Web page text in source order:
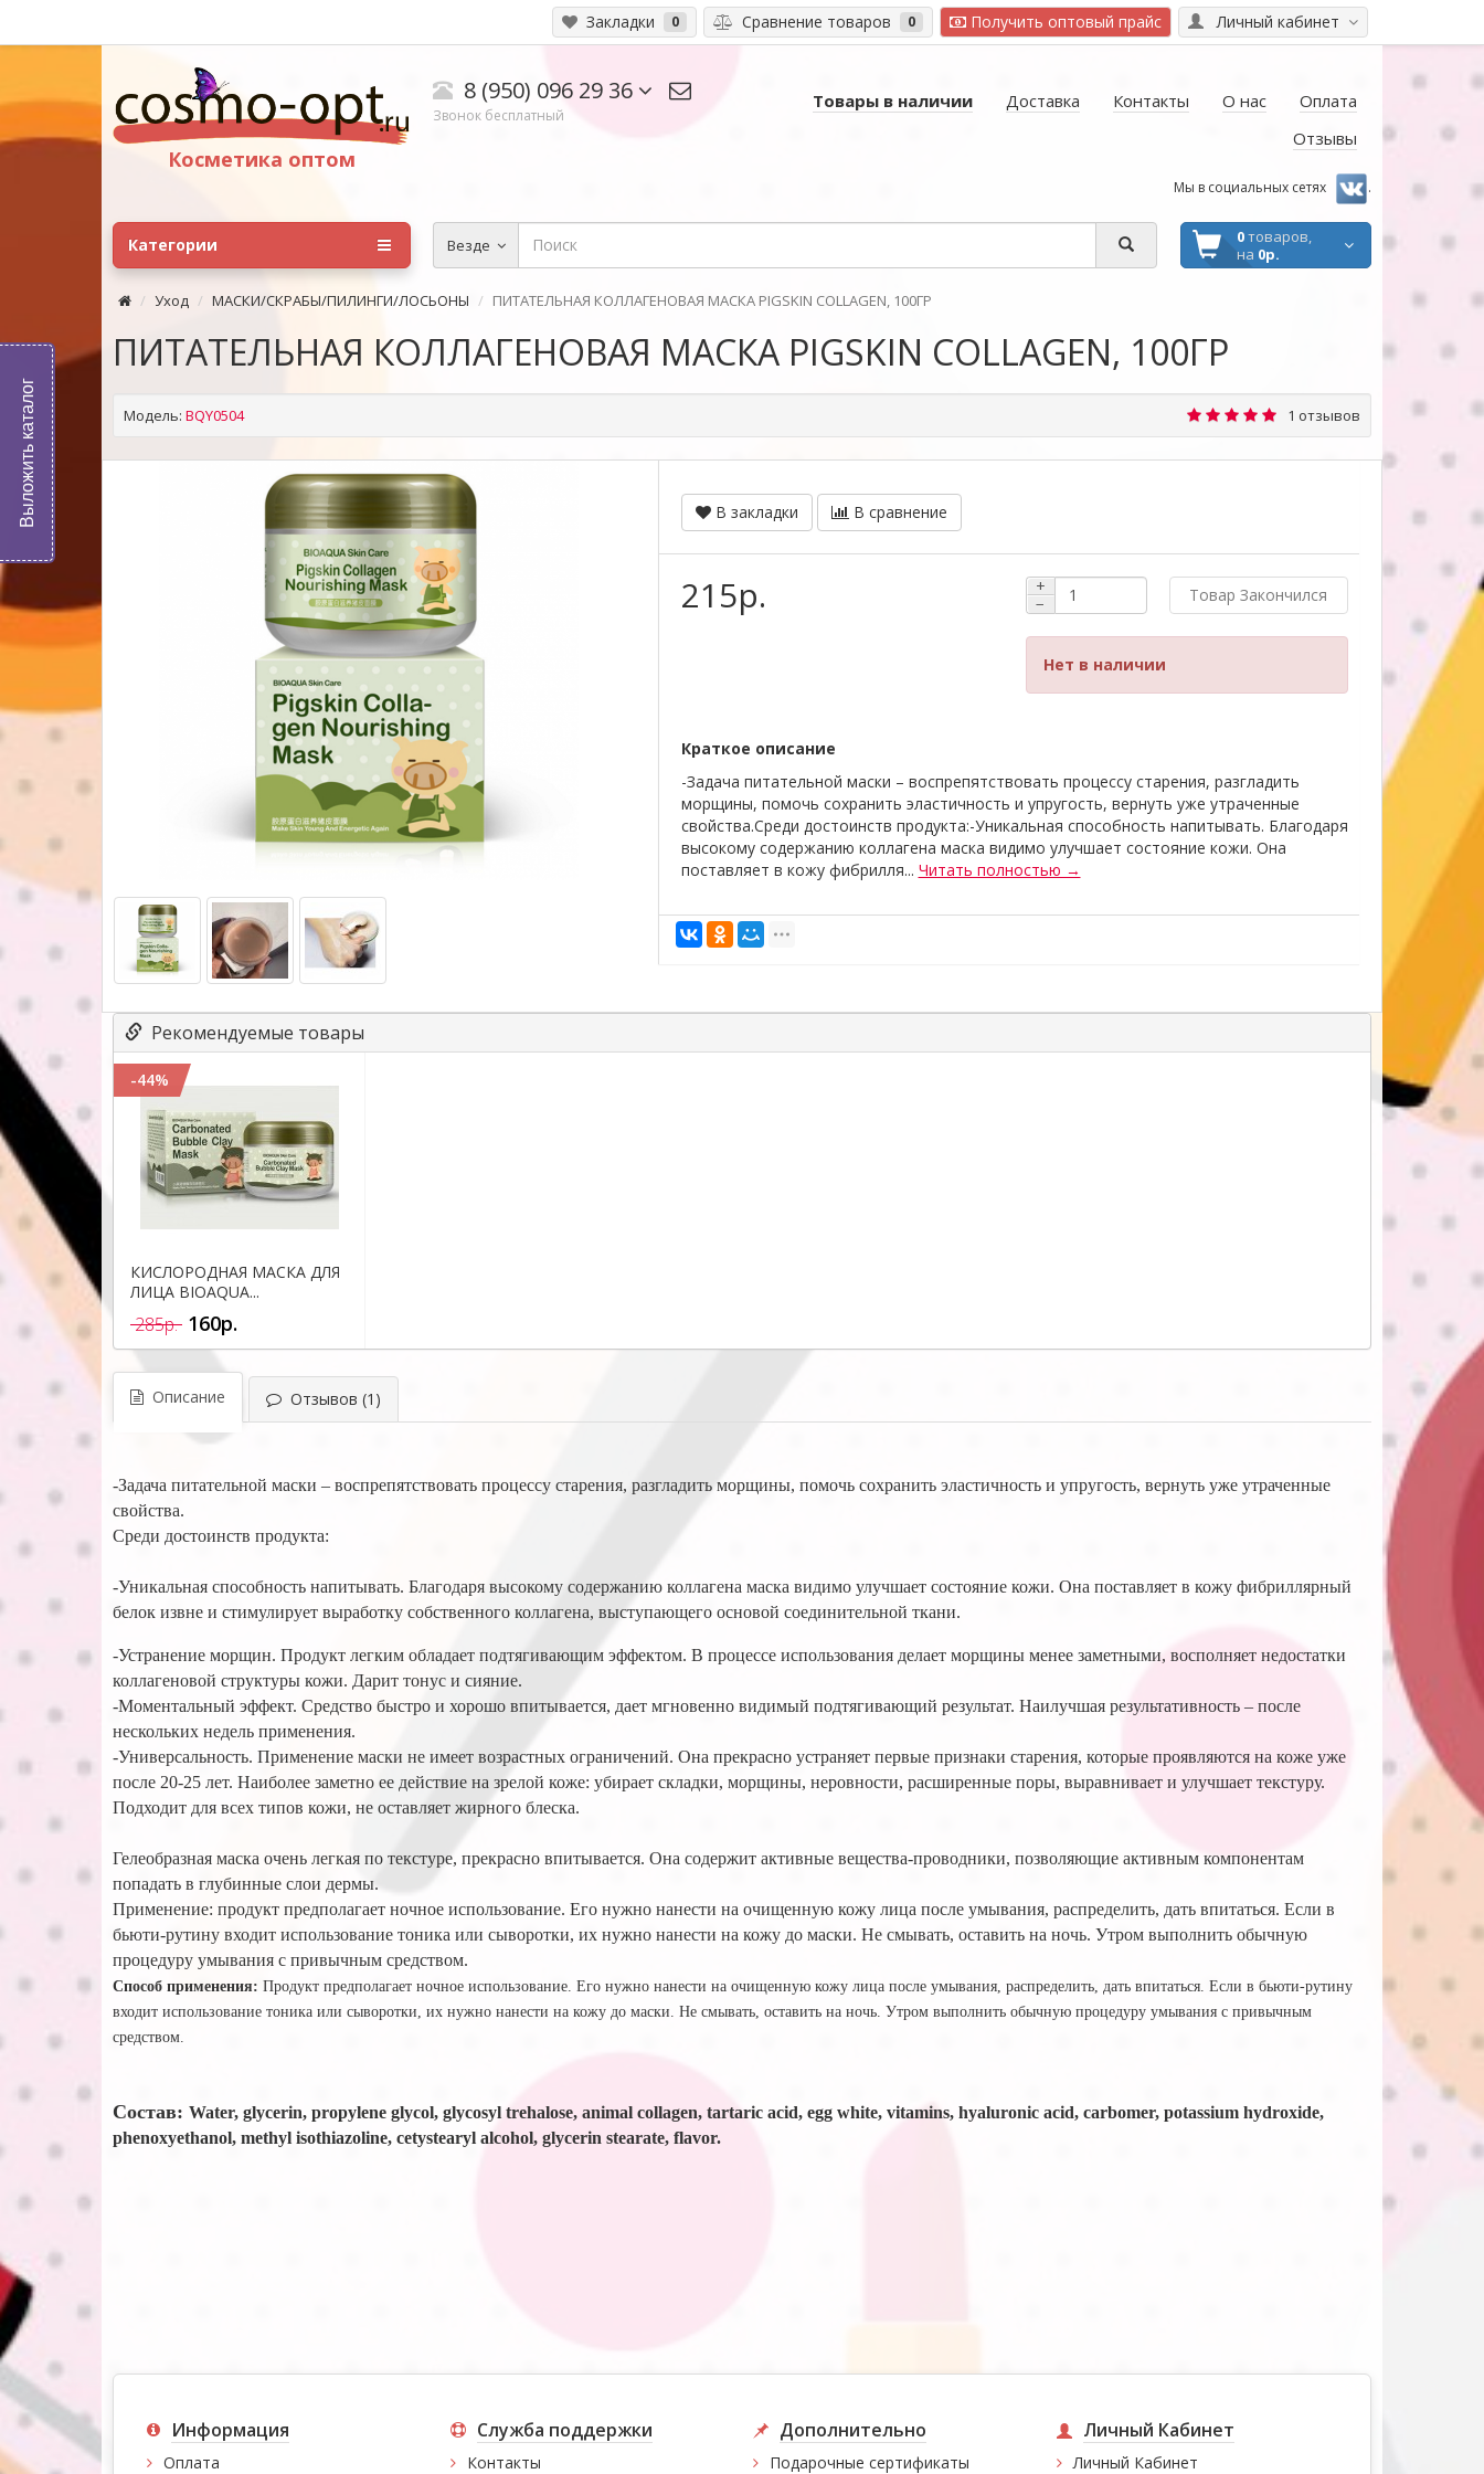
Личный кабинет
Закладки 0 Сравнение товаров 0 Получить оптовый прайс
Косметика оптом
8 (950) 096 29 36
Звонок бесплатный
Товары в наличии Доставка Контакты О нас
Оплата
Отзывы
Мы в социальных сетях .
Везде 0товаров,
на 0р.
Категории
Уход МАСКИ/СКРАБЫ/ПИЛИНГИ/ЛОСЬОНЫ ПИТАТЕЛЬНАЯ КОЛЛАГЕНОВАЯ МАСКА PIGSKIN COLLAGEN, 100ГР
ПИТАТЕЛЬНАЯ КОЛЛАГЕНОВАЯ МАСКА PIGSKIN COLLAGEN, 100ГР
Модель: BQY0504 1 отзывов
В закладки В сравнение
215р.
+
−
Товар Закончился
Нет в наличии
Краткое описание
-Задача питательной маски – воспрепятствовать процессу старения, разгладить
морщины, помочь сохранить эластичность и упругость, вернуть уже утраченные
свойства.Среди достоинств продукта:-Уникальная способность напитывать. Благодаря
высокому содержанию коллагена маска видимо улучшает состояние кожи. Она
поставляет в кожу фибрилля... Читать полностью →
Рекомендуемые товары
-44%
КИСЛОРОДНАЯ МАСКА ДЛЯ
ЛИЦА BIOAQUA...
285р. 160р.
Описание Отзывов (1)
-Задача питательной маски – воспрепятствовать процессу старения, разгладить морщины, помочь сохранить эластичность и упругость, вернуть уже утраченные
свойства.
Среди достоинств продукта:
-Уникальная способность напитывать. Благодаря высокому содержанию коллагена маска видимо улучшает состояние кожи. Она поставляет в кожу фибриллярный
белок извне и стимулирует выработку собственного коллагена, выступающего основой соединительной ткани.
-Устранение морщин. Продукт легким обладает подтягивающим эффектом. В процессе использования делает морщины менее заметными, восполняет недостатки
коллагеновой структуры кожи. Дарит тонус и сияние.
-Моментальный эффект. Средство быстро и хорошо впитывается, дает мгновенно видимый подтягивающий результат. Наилучшая результативность – после
нескольких недель применения.
-Универсальность. Применение маски не имеет возрастных ограничений. Она прекрасно устраняет первые признаки старения, которые проявляются на коже уже
после 20-25 лет. Наиболее заметно ее действие на зрелой коже: убирает складки, морщины, неровности, расширенные поры, выравнивает и улучшает текстуру.
Подходит для всех типов кожи, не оставляет жирного блеска.
Гелеобразная маска очень легкая по текстуре, прекрасно впитывается. Она содержит активные вещества-проводники, позволяющие активным компонентам
попадать в глубинные слои дермы.
Применение: продукт предполагает ночное использование. Его нужно нанести на очищенную кожу лица после умывания, распределить, дать впитаться. Если в
бьюти-рутину входит использование тоника или сыворотки, их нужно нанести на кожу до маски. Не смывать, оставить на ночь. Утром выполнить обычную
процедуру умывания с привычным средством.
Способ применения: Продукт предполагает ночное использование. Его нужно нанести на очищенную кожу лица после умывания, распределить, дать впитаться. Если в бьюти-рутину
входит использование тоника или сыворотки, их нужно нанести на кожу до маски. Не смывать, оставить на ночь. Утром выполнить обычную процедуру умывания с привычным
средством.
Состав: Water, glycerin, propylene glycol, glycosyl trehalose, animal collagen, tartaric acid, egg white, vitamins, hyaluronic acid, carbomer, potassium hydroxide,
phenoxyethanol, methyl isothiazoline, cetystearyl alcohol, glycerin stearate, flavor.
Информация
Оплата
Служба поддержки
Контакты
Дополнительно
Подарочные сертификаты
Личный Кабинет
Личный Кабинет
Выложить каталог